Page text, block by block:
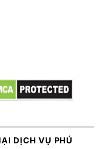
DỊCH VỤ PHÚ